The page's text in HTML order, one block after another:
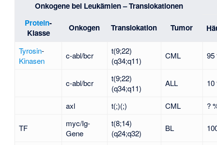
Onkogene bei Leukämien – Translokationen
Protein-
Klasse
Onkogen Translokation Tumor
Tyrosin-
Kinasen
c-abl/bcr
t(9;22)
(q34;q11)
CML 95
c-abl/bcr
t(9;22)
(q34;q11)
ALL 10
axl t(;)(;) CML ?
TF
myc/Ig-
Gene
t(8;14)
(q24;q32)
BL